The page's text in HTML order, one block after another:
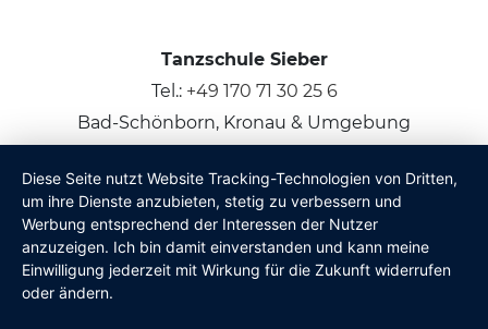
Tanzschule Sieber
Tel.: +49 170 71 30 25 6
Bad-Schönborn, Kronau & Umgebung
© 2026 Claus Sieber
Diese Seite nutzt Website Tracking-Technologien von Dritten,
um ihre Dienste anzubieten, stetig zu verbessern und
Werbung entsprechend der Interessen der Nutzer
anzuzeigen. Ich bin damit einverstanden und kann meine
Einwilligung jederzeit mit Wirkung für die Zukunft widerrufen
oder ändern.